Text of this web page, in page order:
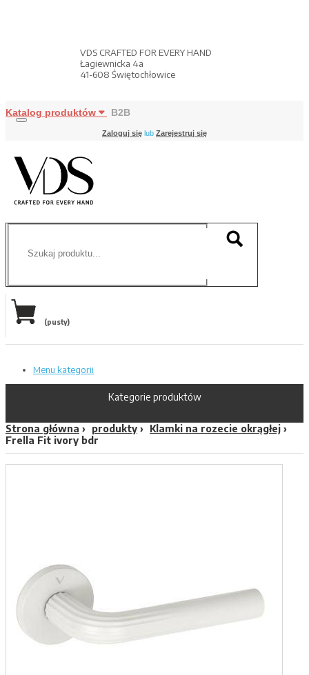
VDS CRAFTED FOR EVERY HAND
Łagiewnicka 4a
41-608 Świętochłowice
Katalog produktów B2B
Zaloguj się lub Zarejestruj się
(pusty)
Menu kategorii
Kategorie produktów
Strona główna produkty
Klamki na rozecie okrągłej
Frella Fit ivory bdr